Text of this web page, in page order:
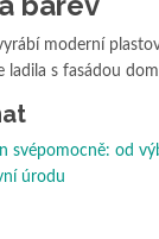
moderní
ladila s fasádou
svépomocně: od
úrodu